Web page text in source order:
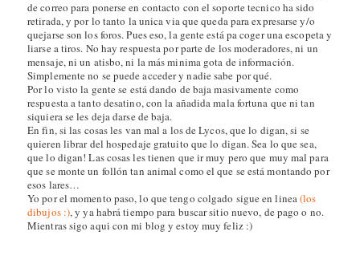
de correo para ponerse en contacto con el soporte tecnico ha sido
retirada, y por lo tanto la unica via que queda para expresarse y/o
quejarse son los foros. Pues eso, la gente está pa coger una escopeta y
liarse a tiros. No hay respuesta por parte de los moderadores, ni un
mensaje, ni un atisbo, ni la más minima gota de información.
Simplemente no se puede acceder y nadie sabe por qué.
Por lo visto la gente se está dando de baja masivamente como
respuesta a tanto desatino, con la añadida mala fortuna que ni tan
siquiera se les deja darse de baja.
En fin, si las cosas les van mal a los de Lycos, que lo digan, si se
quieren librar del hospedaje gratuito que lo digan. Sea lo que sea,
que lo digan! Las cosas les tienen que ir muy pero que muy mal para
que se monte un follón tan animal como el que se está montando por
esos lares…
Yo por el momento paso, lo que tengo colgado sigue en linea(los
dibujos :), y ya habrá tiempo para buscar sitio nuevo, de pago o no.
Mientras sigo aqui con mi blog y estoy muy feliz :)